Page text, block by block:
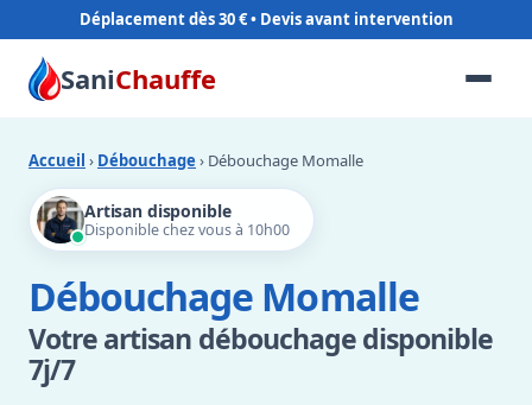
Déplacement dès 30 €
SaniChauffe
Accueil › Débouchage › Débouchage Momalle
Artisan disponible
Disponible chez vous à 10h00
Débouchage Momalle
Votre artisan débouchage disponible
7j/7